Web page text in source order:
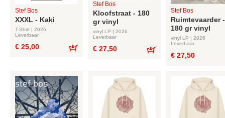
Stef Bos
XXXL - Kaki
T-Shirt | 2026
Leverbaar
€ 25,00
Stef Bos
Kloofstraat - 180
gr vinyl
vinyl LP | 2026
Leverbaar
€ 27,50
Stef Bos
Ruimtevaarder -
180 gr vinyl
vinyl LP | 2026
Leverbaar
€ 27,50